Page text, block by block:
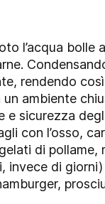
l’acqua
rendendo
ambiente
sicurezza
con l’osso,
di
invece di